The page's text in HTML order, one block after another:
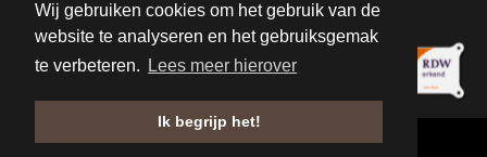
Wij gebruiken cookies om het gebruik van de
website te analyseren en het gebruiksgemak
te verbeteren.
Lees meer hierover
Ik begrijp het!
Website:Osinga ICT